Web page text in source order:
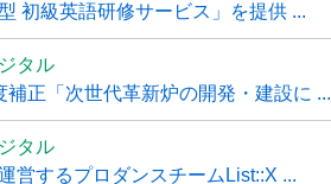
初級英語研修サービス」を提供 ...
タル
補正「次世代革新炉の開発・建設に ...
タル
営するプロダンスチームList::X ...